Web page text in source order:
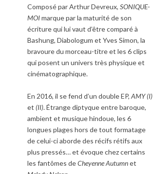
Composé par Arthur Devreux, SONIQUE-
MOImarque par la maturité de son
écriture qui lui vaut d’être comparé à
Bashung, Diabologum et Yves Simon, la
bravoure du morceau-titre et les 6 clips
qui posent un univers très physique et
cinématographique.
En 2016, il se fend d’un double EP, AMY (I)
et (II). Étrange diptyque entre baroque,
ambient et musique hindoue, les 6
longues plages hors de tout formatage
de celui-ci aborde des récifs rétifs aux
plus pressés… et évoque chez certains
les fantômes deCheyenne Autumnet